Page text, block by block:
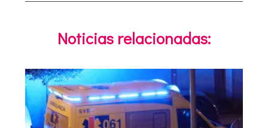
Noticias relacionadas: